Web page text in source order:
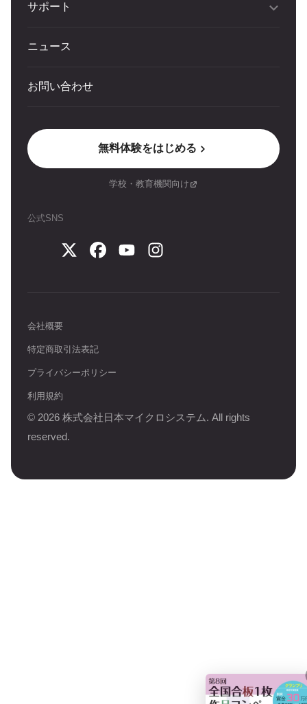
サポート
ニュース
お問い合わせ
無料体験をはじめる
学校・教育機関向け
公式SNS
会社概要
特定商取引法表記
プライバシーポリシー
利用規約
© 2026 株式会社日本マイクロシステム. All rights
reserved.